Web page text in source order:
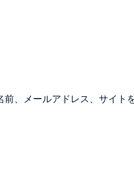
、メールアドレス、サイト